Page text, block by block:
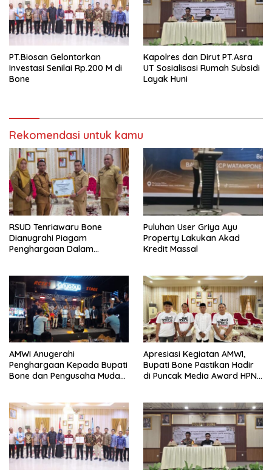
PT.Biosan Gelontorkan
Investasi Senilai Rp.200 M di
Bone
Kapolres dan Dirut PT.Asra
UT Sosialisasi Rumah Subsidi
Layak Huni
Rekomendasi untuk kamu
RSUD Tenriawaru Bone
Dianugrahi Piagam
Penghargaan Dalam
Puluhan User Griya Ayu
Property Lakukan Akad
Kredit Massal
AMWI Anugerahi
Penghargaan Kepada Bupati
Bone dan Pengusaha Muda
Apresiasi Kegiatan AMWI,
Bupati Bone Pastikan Hadir
di Puncak Media Award HPN